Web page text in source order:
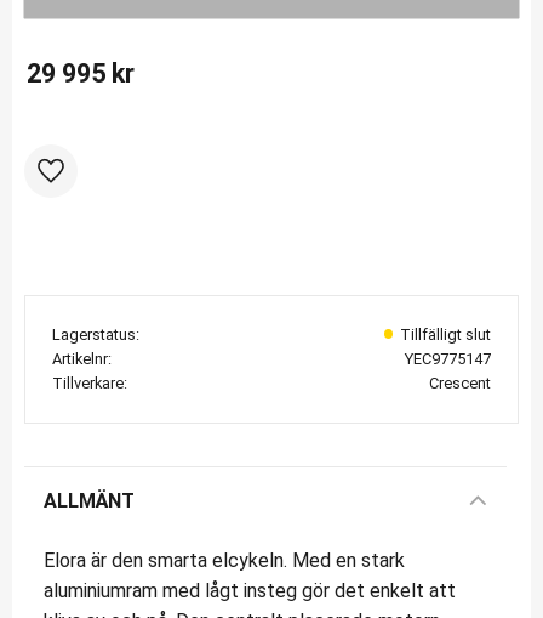
29 995 kr
Lägg till i favoriter
Lagerstatus
Artikelnr
YEC9775147
Tillverkare
Crescent
ALLMÄNT
Elora är den smarta elcykeln. Med en stark
aluminiumram med lågt insteg gör det enkelt att